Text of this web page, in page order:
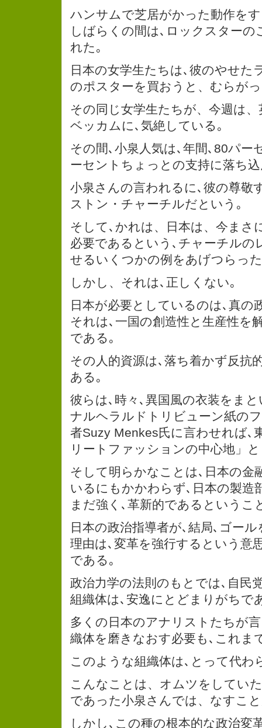
ハンサムで芝居がかった動作を
しばらくの間は､ロックスターの
れた｡
日本の女学生たちは､彼のやせた
のポスターを買おうと、むらが
その同じ女学生たちが、今週は
ベッカムに､気絶している｡
その間､小泉人気は､年間､80パー
ーセントちょっとの支持に落ち
小泉さんの言われるに､彼の尊敬
ストン・チャーチルだという｡
そして､かれは、日本は、今まさ
必要であるという､チャーチルの
せるいくつかの例をあげつらっ
しかし、それは､正しくない｡
日本が必要としているのは､真の
それは､一国の創造性と生産性を
である｡
その人的資源は､落ち着かず反抗
ある｡
彼らは､時々､異国風の衣装をま
ナルヘラルドトリビューン紙の
者Suzy Menkes氏に言わせれば､
リートファッションの中心地」
そして明らかなことは､日本の金
いるにもかかわらず､日本の製造
まだ強く､革新的であるというこ
日本の政治指導者が､結局､ゴー
理由は､変革を強行するという意
である｡
政治力学の法則のもとでは､自民
組織体は､安逸にとどまりがちで
多くの日本のアナリストたちが
織体を磨きなおす必要も､これま
このような組織体は､とって代わ
こんなことは、オムツをしてい
であった小泉さんでは、なすこ
しかし､この種の根本的な政治変